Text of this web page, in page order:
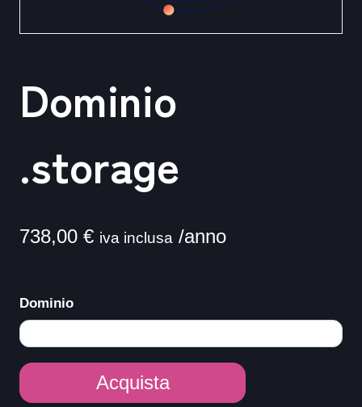
Dominio
.storage
738,00 € iva inclusa /anno
Dominio
Dominio
.storage
Acquista